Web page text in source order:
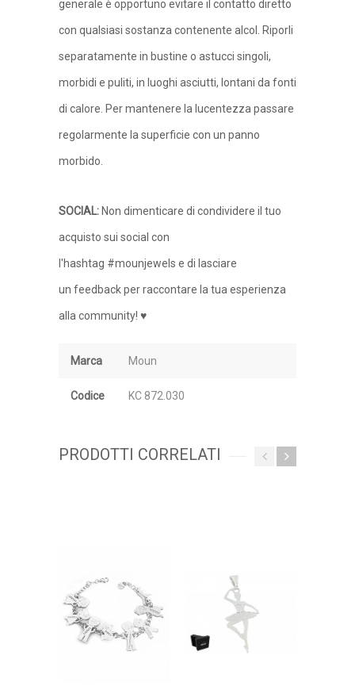
generale è opportuno evitare il contatto diretto
con qualsiasi sostanza contenente alcol. Riporli
separatamente in bustine o astucci singoli,
morbidi e puliti, in luoghi asciutti, lontani da fonti
di calore. Per mantenere la lucentezza passare
regolarmente la superficie con un panno
morbido.
SOCIAL: Non dimenticare di condividere il tuo
acquisto sui social con
l'hashtag #mounjewels e di lasciare
un feedback per raccontare la tua esperienza
alla community! ♥
Marca Moun
Codice KC 872.030
PRODOTTI CORRELATI